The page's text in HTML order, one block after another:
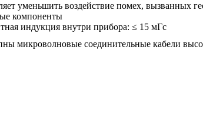
уменьшить воздействие помех,
компоненты
индукция внутри прибора: ≤ 15 мГс
микроволновые соединительные кабели